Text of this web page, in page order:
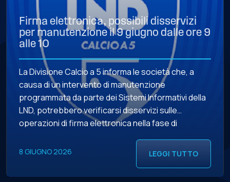
Firma elettronica, possibili disservizi
per manutenzione il 9 giugno dalle ore 9
alle 10
La Divisione Calcio a 5 informa le società che, a
causa di un intervento di manutenzione
programmata da parte dei Sistemi Informativi della
LND, potrebbero verificarsi disservizi sulle
operazioni di firma elettronica nella fase di
giugno 2026.
8 GIUGNO 2026 LEGGI TUTTO